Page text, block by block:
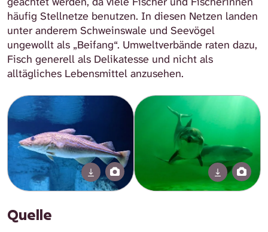
häufig Stellnetze benutzen. In diesen Netzen landen
unter anderem Schweinswale und Seevögel
ungewollt als „Beifang“. Umweltverbände raten dazu,
Fisch generell als Delikatesse und nicht als
alltägliches Lebensmittel anzusehen.
Wikimedia Commons
Quelle